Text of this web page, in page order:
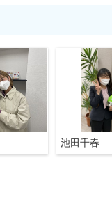
池田千春